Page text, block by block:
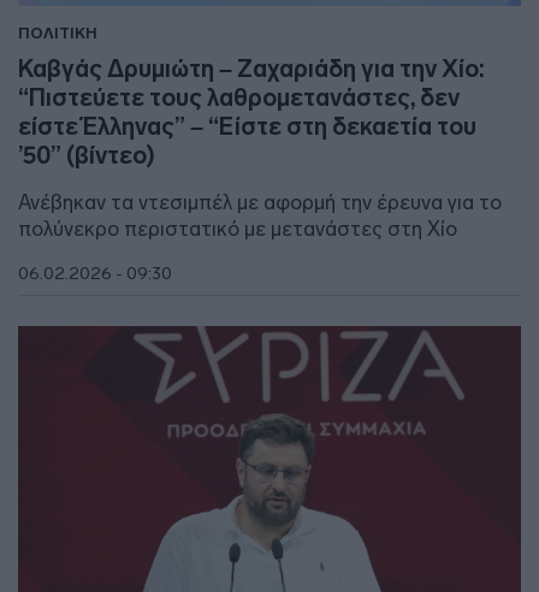
ΠΟΛΙΤΙΚΗ
Καβγάς Δρυμιώτη – Ζαχαριάδη για την Χίο:
“Πιστεύετε τους λαθρομετανάστες, δεν
είστε Έλληνας” – “Είστε στη δεκαετία του
’50” (βίντεο)
Ανέβηκαν τα ντεσιμπέλ με αφορμή την έρευνα για το
πολύνεκρο περιστατικό με μετανάστες στη Χίο
06.02.2026 - 09:30